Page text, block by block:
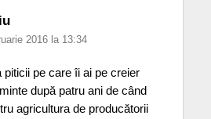
2016 la 13:34
piticii pe care îi ai pe creier
după patru ani de când
agricultura de producătorii